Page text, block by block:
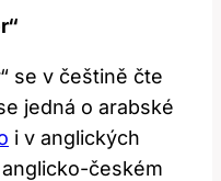
se v češtině čte
jedná ⁢o ⁤arabské
i ‍v anglických
českém